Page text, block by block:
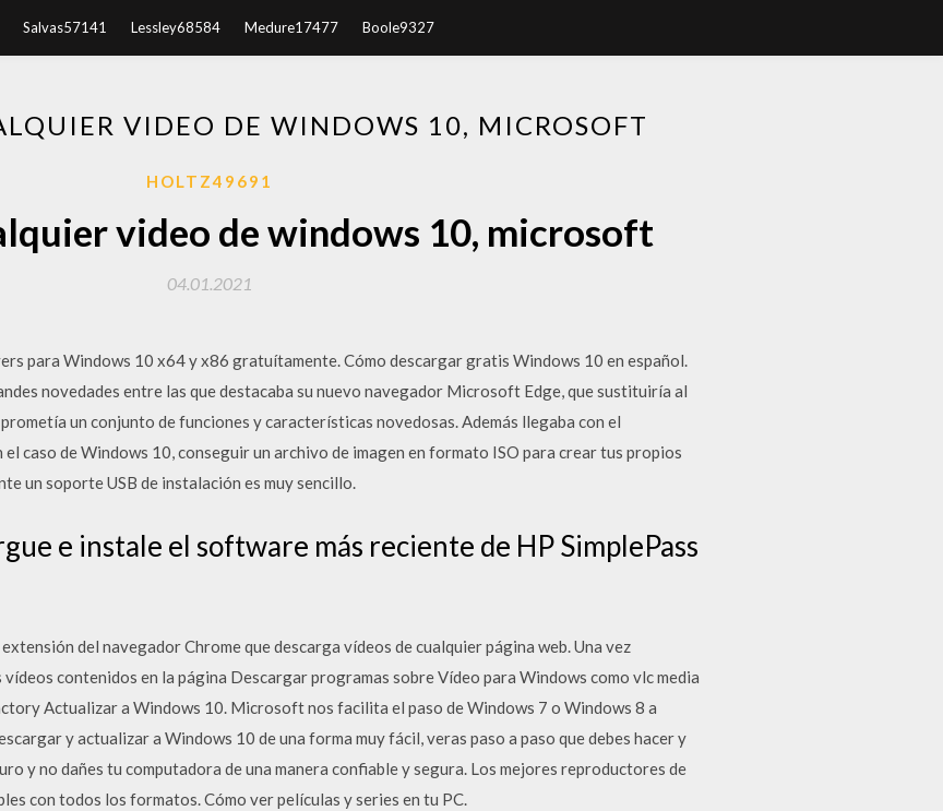
Salvas57141 Lessley68584 Medure17477 Boole9327
VIDEO DE WINDOWS 10, MICROSOFT
HOLTZ49691
video de windows 10, microsoft
04.01.2021
para Windows 10 x64 y x86 gratuítamente. Cómo descargar gratis Windows 10 en español.
novedades entre las que destacaba su nuevo navegador Microsoft Edge, que sustituiría al
un conjunto de funciones y características novedosas. Además llegaba con el
caso de Windows 10, conseguir un archivo de imagen en formato ISO para crear tus propios
un soporte USB de instalación es muy sencillo.
e instale el software más reciente de HP SimplePass
del navegador Chrome que descarga vídeos de cualquier página web. Una vez
contenidos en la página Descargar programas sobre Vídeo para Windows como vlc media
Actualizar a Windows 10. Microsoft nos facilita el paso de Windows 7 o Windows 8 a
y actualizar a Windows 10 de una forma muy fácil, veras paso a paso que debes hacer y
y no dañes tu computadora de una manera confiable y segura. Los mejores reproductores de
con todos los formatos. Cómo ver películas y series en tu PC.